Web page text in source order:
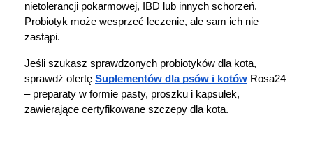
nietolerancji pokarmowej, IBD lub innych schorzeń.
Probiotyk może wesprzeć leczenie, ale sam ich nie
zastąpi.
Jeśli szukasz sprawdzonych probiotyków dla kota,
sprawdź ofertę Suplementów dla psów i kotów Rosa24
– preparaty w formie pasty, proszku i kapsułek,
zawierające certyfikowane szczepy dla kota.